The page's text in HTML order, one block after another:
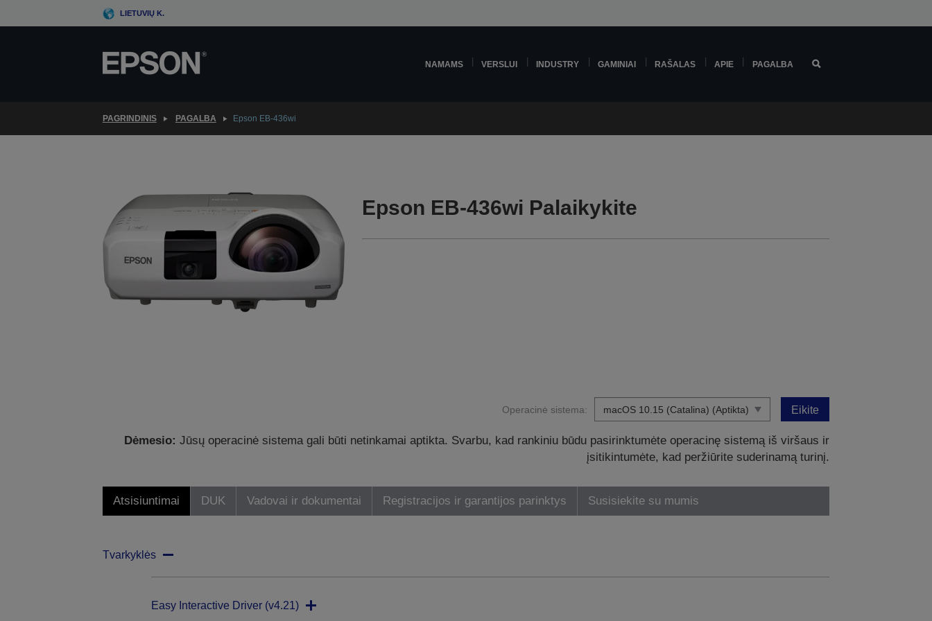
to
LIETUVIŲ K.
NAMAMS VERSLUI INDUSTRY GAMINIAI RAŠALAS APIE PAGALBA
PAGRINDINIS PAGALBA Epson EB-436wi
Epson EB-436wi Palaikykite
Operacinė sistema: Eikite
Dėmesio: Jūsų operacinė sistema gali būti netinkamai aptikta. Svarbu, kad rankiniu būdu pasirinktumėte operacinę sistemą iš viršaus ir
įsitikintumėte, kad peržiūrite suderinamą turinį.
Atsisiuntimai DUK Vadovai ir dokumentai Registracijos ir garantijos parinktys Susisiekite su mumis
Tvarkyklės
Easy Interactive Driver (v4.21)